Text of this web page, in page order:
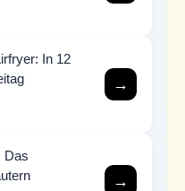
In 12
→
Das
→